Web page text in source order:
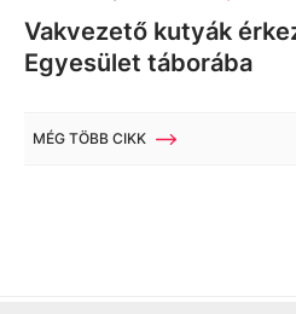
Vakvezető kutyák
Egyesület táborába
MÉG TÖBB CIKK